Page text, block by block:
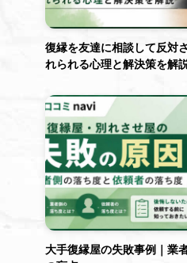
復縁を友達に相談して反対
れられる心理と解決策を解
大手復縁屋の失敗事例｜業